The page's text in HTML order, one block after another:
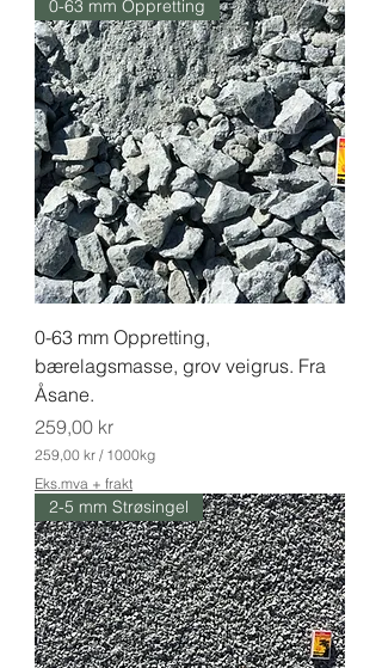
,
0
0
k
r
p
e
r
1
0
0
0
K
i
o
g
r
a
0-63 mm Oppretting
0-63 mm Oppretting,
bærelagsmasse, grov veigrus. Fra
Åsane.
Pris
259,00 kr
259,00 kr / 1000kg
2
5
,
0
0
k
r
p
Eks.mva + frakt
2-5 mm Strøsingel